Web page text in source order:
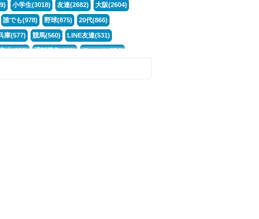
小学生(3018) 友達(2682) 大阪(2604)
誰でも(978) 野球(875) 20代(866)
庫(577) 競馬(560) LINE友達(531)
中(382) 通話募集(381) チャット(374)